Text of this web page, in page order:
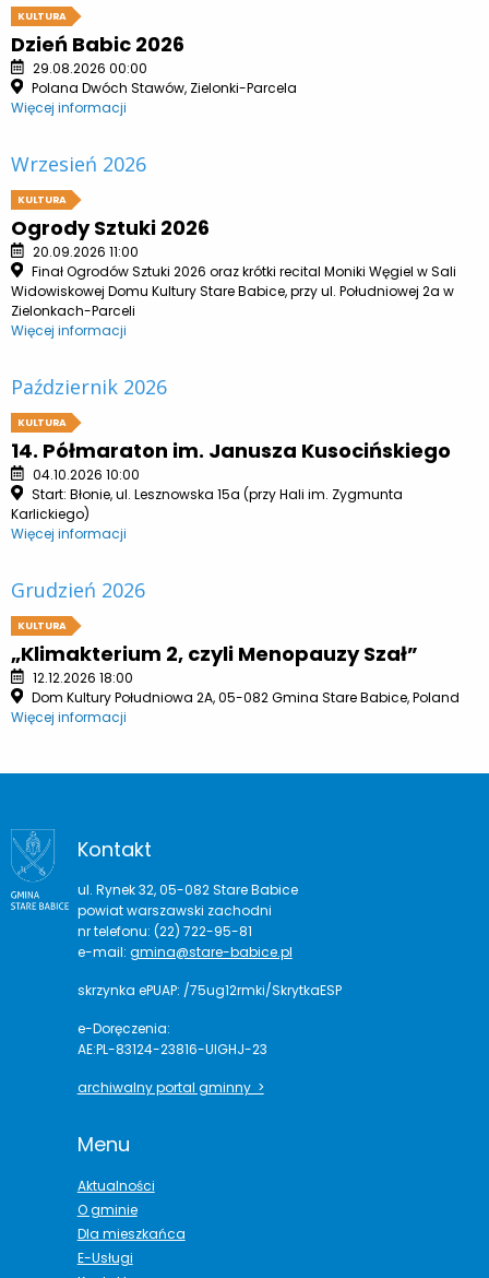
KULTURA
Dzień Babic 2026
29.08.2026 00:00
Polana Dwóch Stawów, Zielonki-Parcela
Więcej informacji
Wrzesień 2026
KULTURA
Ogrody Sztuki 2026
20.09.2026 11:00
Finał Ogrodów Sztuki 2026 oraz krótki recital Moniki Węgiel w Sali
Widowiskowej Domu Kultury Stare Babice, przy ul. Południowej 2a w
Zielonkach-Parceli
Więcej informacji
Październik 2026
KULTURA
14. Półmaraton im. Janusza Kusocińskiego
04.10.2026 10:00
Start: Błonie, ul. Lesznowska 15a (przy Hali im. Zygmunta
Karlickiego)
Więcej informacji
Grudzień 2026
KULTURA
„Klimakterium 2, czyli Menopauzy Szał”
12.12.2026 18:00
Dom Kultury Południowa 2A, 05-082 Gmina Stare Babice, Poland
Więcej informacji
Kontakt
ul. Rynek 32, 05-082 Stare Babice
powiat warszawski zachodni
nr telefonu: (22) 722-95-81
e-mail: gmina@stare-babice.pl
skrzynka ePUAP: /75ug12rmki/SkrytkaESP
e-Doręczenia:
AE:PL-83124-23816-UIGHJ-23
archiwalny portal gminny >
Menu
Aktualności
O gminie
Dla mieszkańca
E-Usługi